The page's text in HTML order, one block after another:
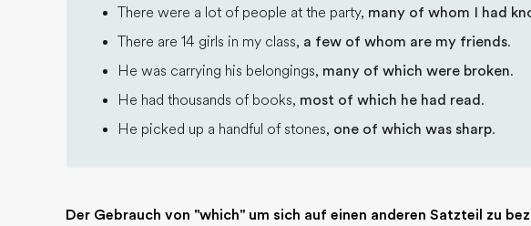
There were a lot of people at the party, many of whom I had
There are 14 girls in my class, a few of whom are my friends.
He was carrying his belongings, many of which were broken.
He had thousands of books, most of which he had read .
He picked up a handful of stones, one of which was sharp.
Der Gebrauch von "which" um sich auf einen anderen Satzteil zu